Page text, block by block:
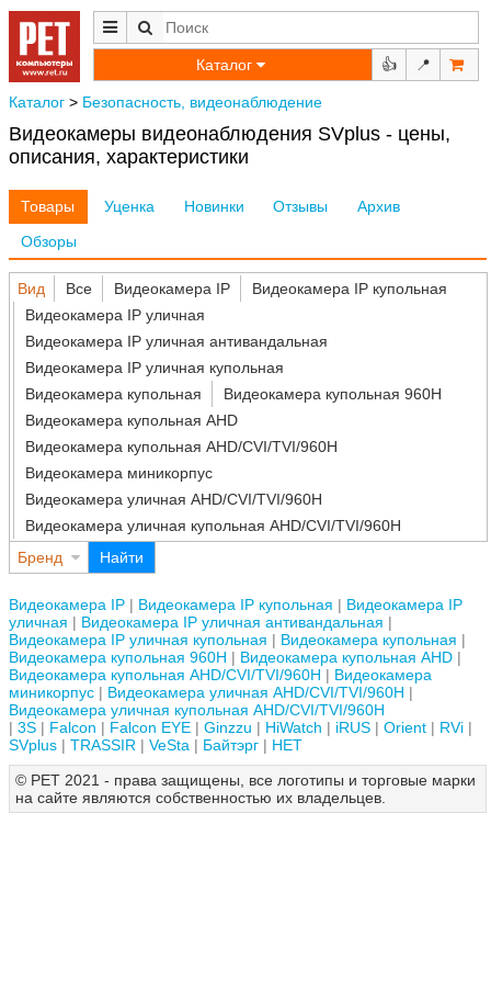
Каталог 👍 📍
Каталог > Безопасность, видеонаблюдение
Видеокамеры видеонаблюдения SVplus - цены,
описания, характеристики
Товары Уценка Новинки Отзывы
Архив
Обзоры
Вид Все Видеокамера IP
Видеокамера IP купольная
Видеокамера IP уличная
Видеокамера IP уличная антивандальная
Видеокамера IP уличная купольная
Видеокамера купольная
Видеокамера купольная 960H
Видеокамера купольная AHD
Видеокамера купольная AHD/CVI/TVI/960H
Видеокамера миникорпус
Видеокамера уличная AHD/CVI/TVI/960H
Видеокамера уличная купольная AHD/CVI/TVI/960H
Бренд
Найти
Видеокамера IP Видеокамера IP купольная
Видеокамера IP
уличная
Видеокамера IP уличная антивандальная
Видеокамера IP уличная купольная
Видеокамера купольная
Видеокамера купольная 960H
Видеокамера купольная AHD
Видеокамера купольная AHD/CVI/TVI/960H
Видеокамера
миникорпус
Видеокамера уличная AHD/CVI/TVI/960H
Видеокамера уличная купольная AHD/CVI/TVI/960H
3S
Falcon Falcon EYE Ginzzu HiWatch iRUS Orient
RVi
SVplus
TRASSIR VeSta Байтэрг
НЕТ
© РЕТ 2021 - права защищены, все логотипы и торговые марки
на сайте являются собственностью их владельцев.